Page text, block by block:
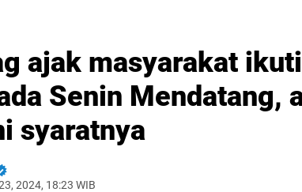
ajak masyarakat
Senin Mendatang,
syaratnya
2024, 18:23 WIB